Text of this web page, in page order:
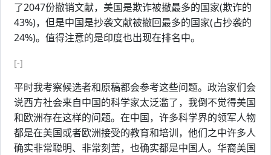
了2047份撤销文献，美国是欺诈被撤最多的国家(欺诈的
43%)，但是中国是抄袭文献被撤回最多的国家(占抄袭的
24%)。值得注意的是印度也出现在排名中。
[-]
平时我考察候选者和原稿都会参考这些问题。政治家们会
说西方社会来自中国的科学家太泛滥了，我倒不觉得美国
和欧洲存在这样的问题。在中国，许多科学界的领军人物
都是在美国或者欧洲接受的教育和培训，他们之中许多人
确实非常聪明、非常刻苦，也确实都是中国人。华裔美国